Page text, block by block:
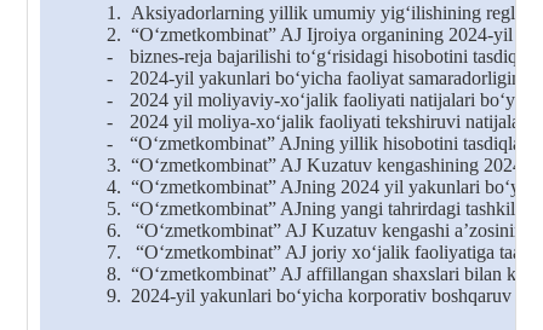
1. Aksiyadorlarning yillik umumiy yig‘ilishining
2. “O‘zmetkombinat” AJ Ijroiya organining 2024-yil
-
biznes-reja bajarilishi to‘g‘risidagi hisobotini
-
2024-yil yakunlari bo‘yicha faoliyat samaradorligini
-
2024 yil moliyaviy-xo‘jalik faoliyati natijalari
-
2024 yil moliya-xo‘jalik faoliyati tekshiruvi natijalari
-
“O‘zmetkombinat” AJning yillik hisobotini tasdiqlash.
3. “O‘zmetkombinat” AJ Kuzatuv kengashining
4. “O‘zmetkombinat” AJning 2024 yil yakunlari
5. “O‘zmetkombinat” AJning yangi tahrirdagi tashkiliy
6.
“O‘zmetkombinat” AJ Kuzatuv kengashi
7.
“O‘zmetkombinat” AJ joriy xo‘jalik faoliyatiga
8. “O‘zmetkombinat” AJ affillangan shaxslari bilan
9. 2024-yil yakunlari bo‘yicha korporativ boshqaruv